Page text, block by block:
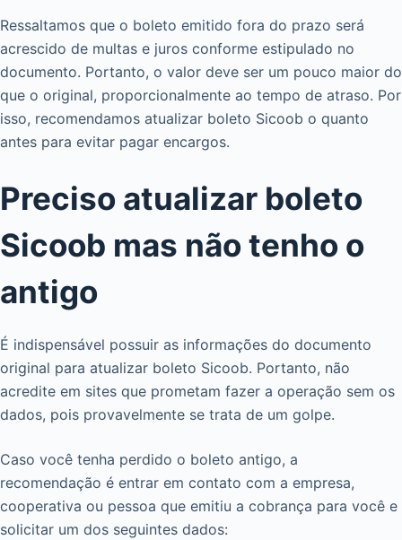
Ressaltamos que o boleto emitido fora do prazo será
acrescido de multas e juros conforme estipulado no
documento. Portanto, o valor deve ser um pouco maior do
que o original, proporcionalmente ao tempo de atraso. Por
isso, recomendamos atualizar boleto Sicoob o quanto
antes para evitar pagar encargos.
Preciso atualizar boleto
Sicoob mas não tenho o
antigo
É indispensável possuir as informações do documento
original para atualizar boleto Sicoob. Portanto, não
acredite em sites que prometam fazer a operação sem os
dados, pois provavelmente se trata de um golpe.
Caso você tenha perdido o boleto antigo, a
recomendação é entrar em contato com a empresa,
cooperativa ou pessoa que emitiu a cobrança para você e
solicitar um dos seguintes dados: